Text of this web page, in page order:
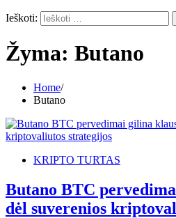
Ieškoti:
Žyma: Butano
Home
Butano
KRIPTO TURTAS
Butano BTC
dėl suverenios